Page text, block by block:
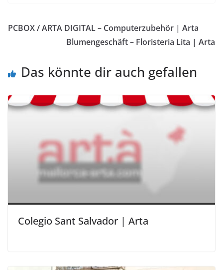
PCBOX / ARTA DIGITAL – Computerzubehör | Arta
Blumengeschäft – Floristeria Lita | Arta
Das könnte dir auch gefallen
Colegio Sant Salvador | Arta